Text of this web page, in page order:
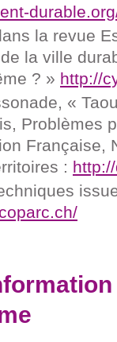
la revue
la ville
? » http://
«
Problèmes
Française,
: